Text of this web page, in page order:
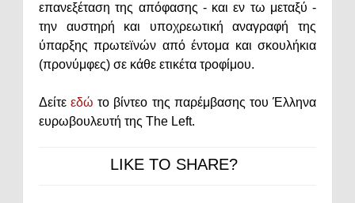
επανεξέταση της απόφασης - και εν τω μεταξύ -
την αυστηρή και υποχρεωτική αναγραφή της
ύπαρξης πρωτεϊνών από έντομα και σκουλήκια
(προνύμφες) σε κάθε ετικέτα τροφίμου.
Δείτεεδώ το βίντεο της παρέμβασης του Έλληνα
ευρωβουλευτή της The Left.
LIKE TO SHARE?